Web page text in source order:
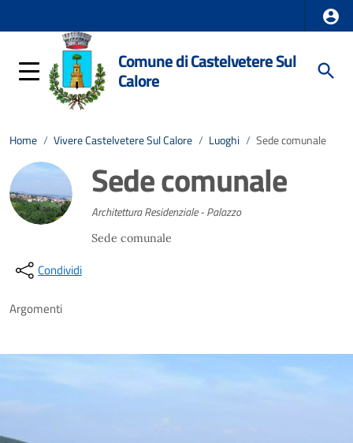
Comune di Castelvetere Sul
Calore
Home / Vivere Castelvetere Sul Calore / Luoghi / Sede comunale
Sede comunale
Architettura Residenziale - Palazzo
Sede comunale
Condividi
Argomenti